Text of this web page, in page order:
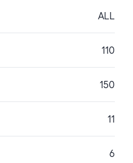
ALL
110
150
11
6